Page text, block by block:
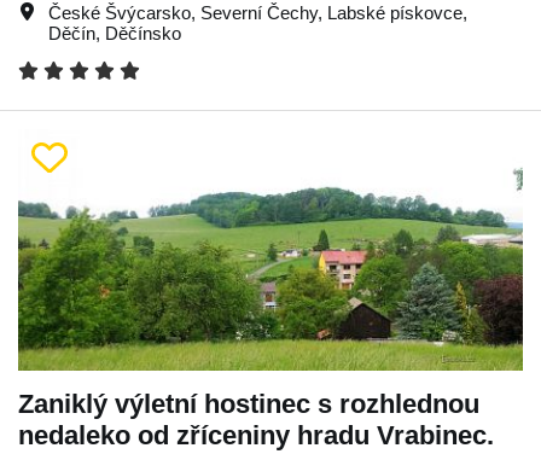
České Švýcarsko, Severní Čechy, Labské pískovce,
Děčín, Děčínsko
Zaniklý výletní hostinec s rozhlednou
nedaleko od zříceniny hradu Vrabinec.